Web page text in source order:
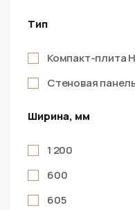
Тип
Компакт-плита
Стеновая
Ширина, мм
1 200
600
605